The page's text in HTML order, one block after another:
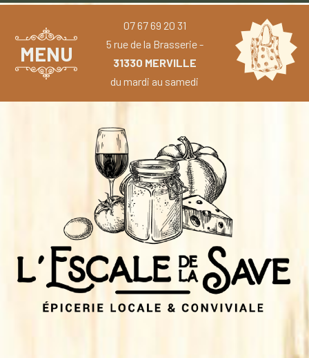
MENU
07 67 69 20 31
5 rue de la Brasserie -
31330 MERVILLE
du mardi au samedi